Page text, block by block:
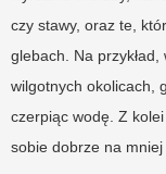
czy stawy, oraz te,
glebach. Na
wilgotnych okolicach,
czerpiąc wodę. Z
sobie dobrze na